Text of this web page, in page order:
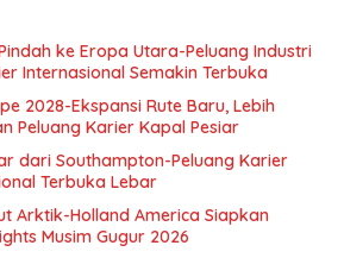
ke Eropa Utara-Peluang Industri
Internasional Semakin Terbuka
2028-Ekspansi Rute Baru, Lebih
Peluang Karier Kapal Pesiar
dari Southampton-Peluang Karier
Terbuka Lebar
Arktik-Holland America Siapkan
Musim Gugur 2026